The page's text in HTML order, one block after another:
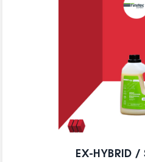
EX-HYBRID /